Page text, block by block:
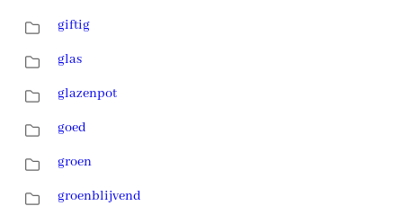
giftig
glas
glazenpot
goed
groen
groenblijvend